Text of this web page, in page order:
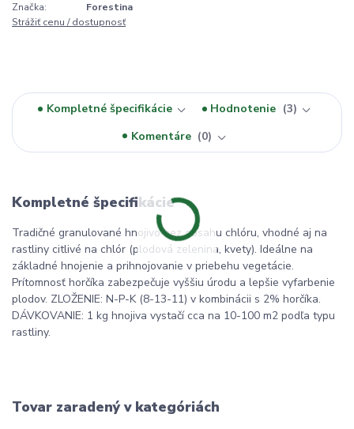
Značka:
Forestina
Strážiť cenu / dostupnosť
Kompletné špecifikácie Hodnotenie
3
Komentáre
0
Kompletné špecifikácie
Tradičné granulované hnojivo bez obsahu chlóru, vhodné aj na
rastliny citlivé na chlór (plodová zelenina, kvety). Ideálne na
základné hnojenie a prihnojovanie v priebehu vegetácie.
Prítomnosť horčíka zabezpečuje vyššiu úrodu a lepšie vyfarbenie
plodov. ZLOŽENIE: N-P-K (8-13-11) v kombinácii s 2% horčíka.
DÁVKOVANIE: 1 kg hnojiva vystačí cca na 10-100 m2 podľa typu
rastliny.
Tovar zaradený v kategóriách